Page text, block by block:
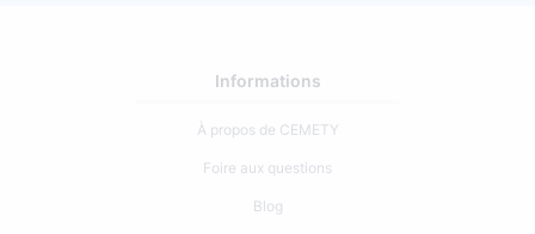
Informations
À propos de CEMETY
Foire aux questions
Blog